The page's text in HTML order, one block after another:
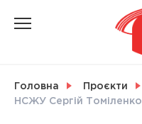
Головна Проєкти
НСЖУ Сергій Томіленко